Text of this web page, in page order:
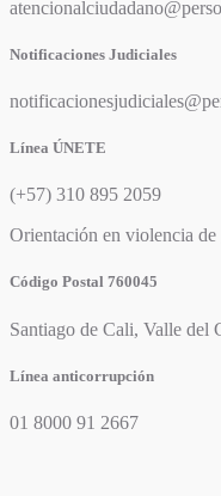
Notificaciones Judiciales
Línea ÚNETE
(+57) 310 895 2059
Orientación en violencia de
Código Postal 760045
Santiago de Cali, Valle del
Línea anticorrupción
01 8000 91 2667